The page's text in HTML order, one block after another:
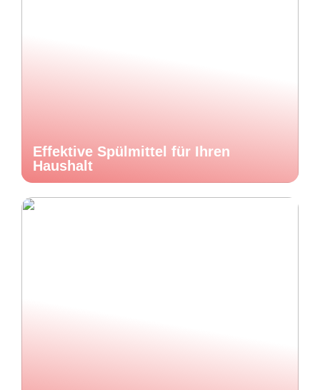
Effektive Spülmittel für Ihren
Haushalt